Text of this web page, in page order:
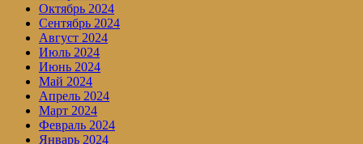
Октябрь 2024
Сентябрь 2024
Август 2024
Июль 2024
Июнь 2024
Май 2024
Апрель 2024
Март 2024
Февраль 2024
Январь 2024